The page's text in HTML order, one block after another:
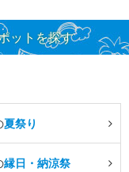
ットを探す
夏祭り
縁日・納涼祭